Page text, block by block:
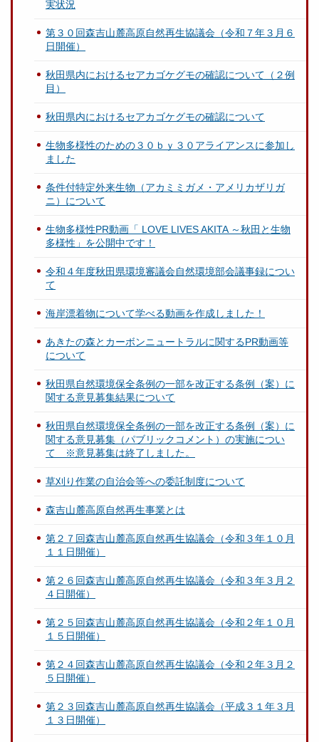
実状況
第３０回森吉山麓高原自然再生協議会（令和７年３月６
日開催）
秋田県内におけるセアカゴケグモの確認について（２例
目）
秋田県内におけるセアカゴケグモの確認について
生物多様性のための３０ｂｙ３０アライアンスに参加し
ました
条件付特定外来生物（アカミミガメ・アメリカザリガ
ニ）について
生物多様性PR動画「 LOVE LIVES AKITA ～秋田と生物
多様性」を公開中です！
令和４年度秋田県環境審議会自然環境部会議事録につい
て
海岸漂着物について学べる動画を作成しました！
あきたの森とカーボンニュートラルに関するPR動画等
について
秋田県自然環境保全条例の一部を改正する条例（案）に
関する意見募集結果について
秋田県自然環境保全条例の一部を改正する条例（案）に
関する意見募集（パブリックコメント）の実施につい
て ※意見募集は終了しました。
草刈り作業の自治会等への委託制度について
森吉山麓高原自然再生事業とは
第２７回森吉山麓高原自然再生協議会（令和３年１０月
１１日開催）
第２６回森吉山麓高原自然再生協議会（令和３年３月２
４日開催）
第２５回森吉山麓高原自然再生協議会（令和２年１０月
１５日開催）
第２４回森吉山麓高原自然再生協議会（令和２年３月２
５日開催）
第２３回森吉山麓高原自然再生協議会（平成３１年３月
１３日開催）